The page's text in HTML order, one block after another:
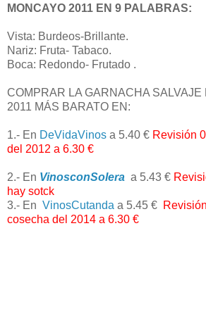
MONCAYO 2011 EN 9 PALABRAS:
Vista: Burdeos-Brillante.
Nariz: Fruta- Tabaco.
Boca: Redondo- Frutado .
COMPRAR LA GARNACHA SALVAJE
2011 MÁS BARATO EN:
1.- En DeVidaVinos a 5.40 € Revisión
del 2012 a 6.30 €
2.- En VinosconSolera a 5.43 €
hay sotck
3.- En VinosCutanda a 5.45 €
cosecha del 2014 a 6.30 €